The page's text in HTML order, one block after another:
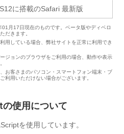
に搭載のSafari 最新版
月17日現在のものです。ベータ版やディベロ
だきます。
用している場合、弊社サイトを正常に利用でき
ジョンのブラウザをご利用の場合、動作や表示
お客さまのパソコン・スマートフォン端末・ブ
利用いただけない場合がございます。
使用について
を使用しています。